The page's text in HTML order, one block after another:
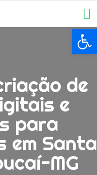
de
e
para
em Santa
MG